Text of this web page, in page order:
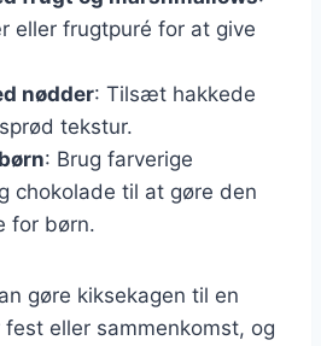
eller frugtpuré for at give
nødder: Tilsæt hakkede
tekstur.
: Brug farverige
chokolade til at gøre den
for børn.
gøre kiksekagen til en
eller sammenkomst, og